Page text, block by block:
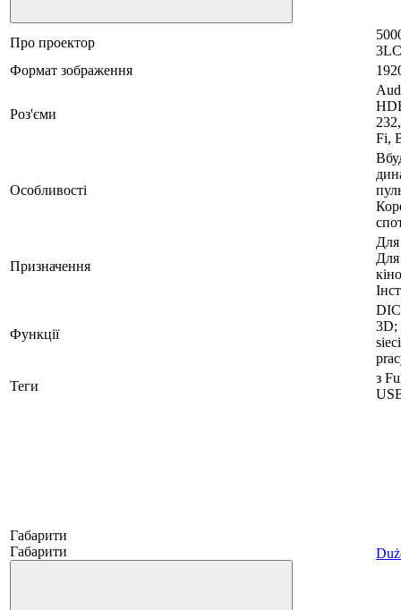
Про проектор
Формат зображення
Роз'єми
Fi,
Особливості
Призначення
Функції
3D;
Теги
з
Габарити
Габарити